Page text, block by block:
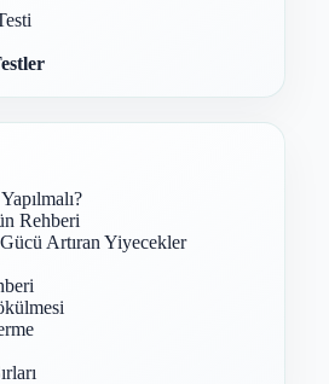
Rehberi
Artıran Yiyecekler